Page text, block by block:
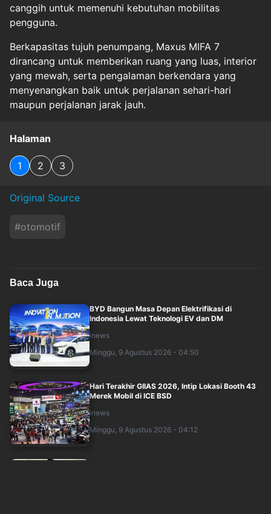
canggih untuk memenuhi kebutuhan mobilitas
pengguna.
Berkapasitas tujuh penumpang, Maxus MIFA 7
dirancang untuk memberikan ruang yang luas, interior
yang mewah, serta pengalaman berkendara yang
menyenangkan baik untuk perjalanan sehari-hari
maupun perjalanan jarak jauh.
Halaman
1 2 3
Original Source
#otomotif
Baca Juga
BYD Bangun Masa Depan Elektrifikasi di
Indonesia Lewat Teknologi EV dan DM
inews
Minggu, 9 Agustus 2026 - 04:50
Hari Terakhir GIIAS 2026, Intip Lokasi Booth 43
Merek Mobil di ICE BSD
inews
Minggu, 9 Agustus 2026 - 04:12